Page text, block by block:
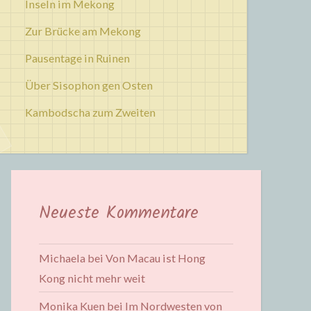
Inseln im Mekong
Zur Brücke am Mekong
Pausentage in Ruinen
Über Sisophon gen Osten
Kambodscha zum Zweiten
Neueste Kommentare
Michaela bei Von Macau ist Hong
Kong nicht mehr weit
Monika Kuen bei Im Nordwesten von